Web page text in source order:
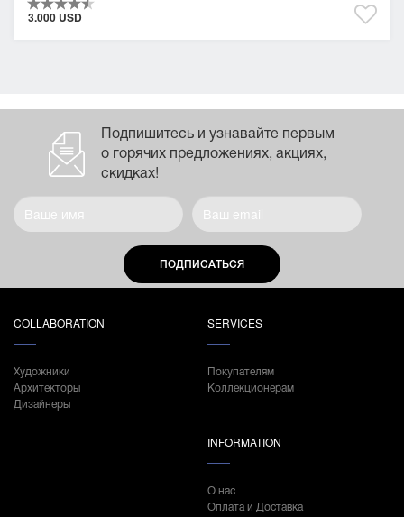
3.000 USD
Подпишитесь и узнавайте первым
о горячих предложениях, акциях,
скидках!
ПОДПИСАТЬСЯ
COLLABORATION
Художники
Архитекторы
Дизайнеры
SERVICES
Покупателям
Коллекционерам
INFORMATION
О нас
Оплата и Доставка